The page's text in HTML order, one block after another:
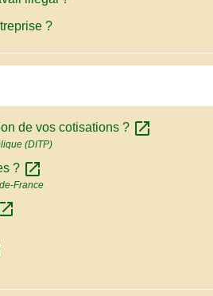
?
de vos cotisations ? open_in_new
(DITP)
? open_in_new
France